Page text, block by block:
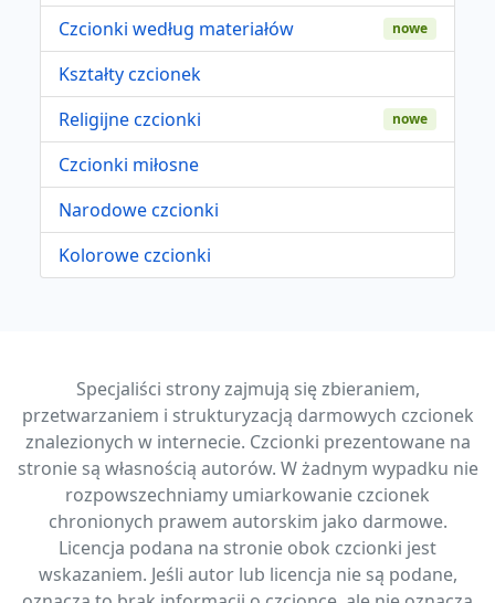
Czcionki według materiałów
nowe
Kształty czcionek
Religijne czcionki
nowe
Czcionki miłosne
Narodowe czcionki
Kolorowe czcionki
Specjaliści strony zajmują się zbieraniem,
przetwarzaniem i strukturyzacją darmowych czcionek
znalezionych w internecie. Czcionki prezentowane na
stronie są własnością autorów. W żadnym wypadku nie
rozpowszechniamy umiarkowanie czcionek
chronionych prawem autorskim jako darmowe.
Licencja podana na stronie obok czcionki jest
wskazaniem. Jeśli autor lub licencja nie są podane,